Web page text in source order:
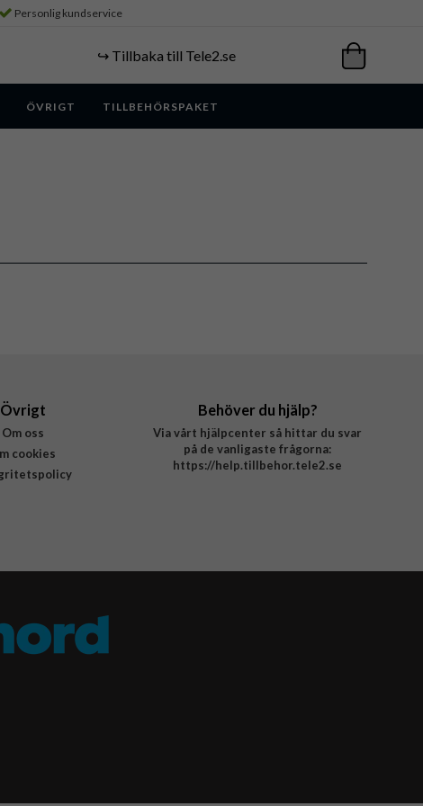
Personlig kundservice
↪️ Tillbaka till Tele2.se
ÖVRIGT TILLBEHÖRSPAKET
Övrigt
Om oss
cookies
Behöver du hjälp?
Via vårt hjälpcenter så hittar du svar
på de vanligaste frågorna:
https://help.tillbehor.tele2.se